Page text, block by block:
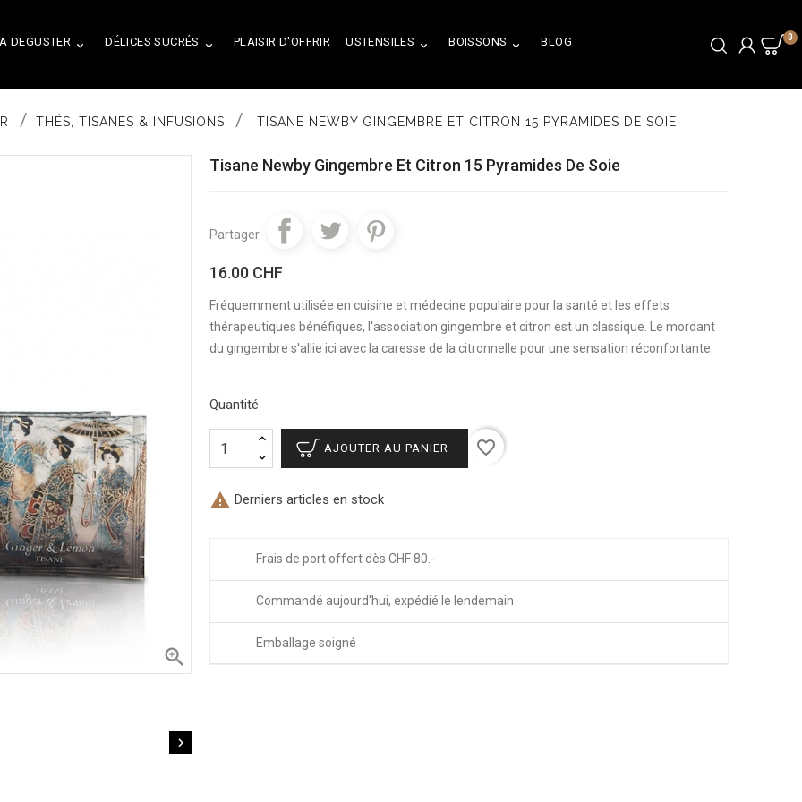
0

A DEGUSTER 
DÉLICES SUCRÉS PLAISIR D'OFFRIR 
USTENSILES 
BOISSONS BLOG
THÉS, TISANES & INFUSIONS TISANE NEWBY GINGEMBRE ET CITRON 15 PYRAMIDES DE SOIE


Tisane Newby Gingembre Et Citron 15 Pyramides De Soie
Partager
16.00 CHF
Fréquemment utilisée en cuisine et médecine populaire pour la santé et les effets
thérapeutiques bénéfiques, l'association gingembre et citron est un classique. Le mordant
du gingembre s'allie ici avec la caresse de la citronnelle pour une sensation réconfortante.
Quantité
AJOUTER AU PANIER favorite_border
 Derniers articles en stock
Frais de port offert dès CHF 80.-
Commandé aujourd'hui, expédié le lendemain
Emballage soigné